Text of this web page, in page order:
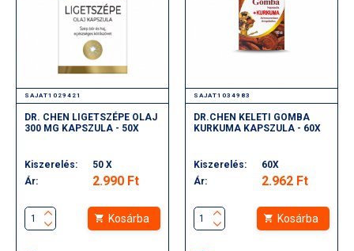
SAJAT1029421
DR. CHEN LIGETSZÉPE OLAJ
300 MG KAPSZULA - 50X
Kiszerelés:
50 X
Ár:
2.990 Ft
Kosárba
SAJAT1034983
DR.CHEN KELETI GOMBA
KURKUMA KAPSZULA - 60X
Kiszerelés:
60X
Ár:
2.962 Ft
Kosárba